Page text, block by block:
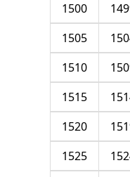
1500
1505
1510
1515
1520
1525